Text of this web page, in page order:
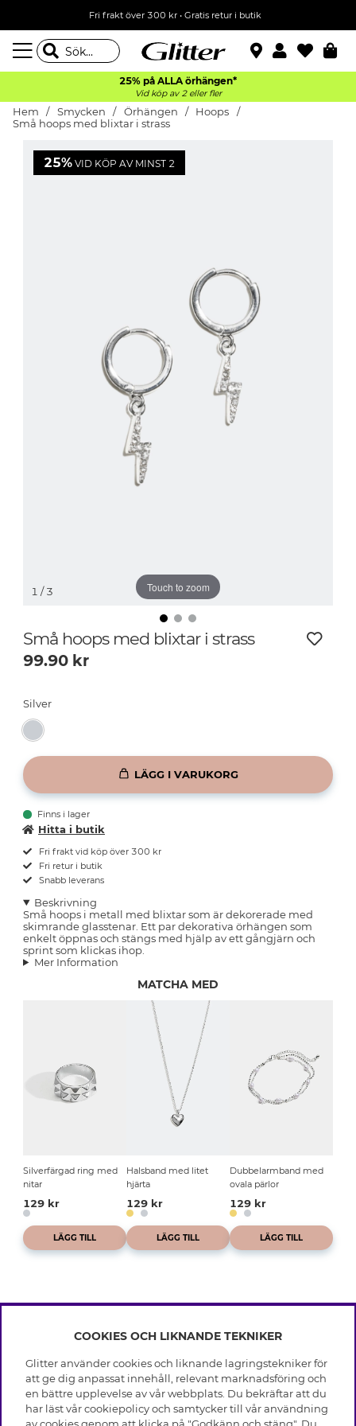
Fri frakt över 300 kr• Gratis retur i butik
25% på ALLA örhängen*
Vid köp av 2 eller fler
Hem Smycken Örhängen
Hoops
Små hoops med blixtar i strass
25% VID KÖP AV MINST 2
Touch to zoom
1 / 3
Små hoops med blixtar i strass
99.90 kr
Silver
LÄGG I VARUKORG
Finns i lager
Hitta i butik
Fri frakt vid köp över 300 kr
Fri retur i butik
Snabb leverans
Beskrivning
Små hoops i metall med blixtar som är dekorerade med
skimrande glasstenar. Ett par dekorativa örhängen som
enkelt öppnas och stängs med hjälp av ett gångjärn och
sprint som klickas ihop.
Mer Information
MATCHA MED
Silverfärgad ring med
nitar
129 kr
LÄGG TILL
Halsband med litet
hjärta
129 kr
LÄGG TILL
Dubbelarmband med
ovala pärlor
129 kr
LÄGG TILL
INFO
Leverans
Villkor
Integritetspolicy
Cookies
OM GLITTER
Black Friday
COOKIES OCH LIKNANDE TEKNIKER
Glitter använder cookies och liknande lagringstekniker för
att ge dig anpassat innehåll, relevant marknadsföring och
en bättre upplevelse av vår webbplats. Du bekräftar att du
har läst vår cookiepolicy och samtycker till vår användning